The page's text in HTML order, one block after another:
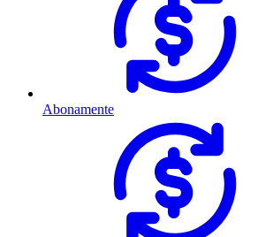
Abonamente